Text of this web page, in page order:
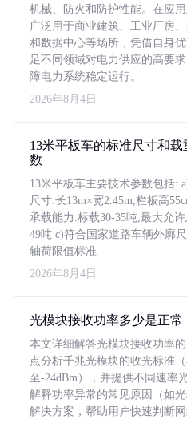
机械、防火和防护性能。在应用
广泛用于商业建筑、工业厂房
和数据中心等场所，凭借自身
足不同领域对电力供应的高要
障电力系统稳定运行。
2026年8月4日
13米平板车的标准尺寸和载
数
13米平板车主要技术参数包括:
尺寸:长13m×宽2.45m,栏板高
承载能力:标载30-35吨,最大允
49吨 c)符合国家道路车辆外廓
轴荷限值标准
2026年8月4日
光模块接收功率多少是正常
本文详细解答光模块接收功率
点分析千兆光模块的收光标准
至-24dBm），并提供不同速率
解释功率异常的常见原因（如
解决方案，帮助用户快速判断网